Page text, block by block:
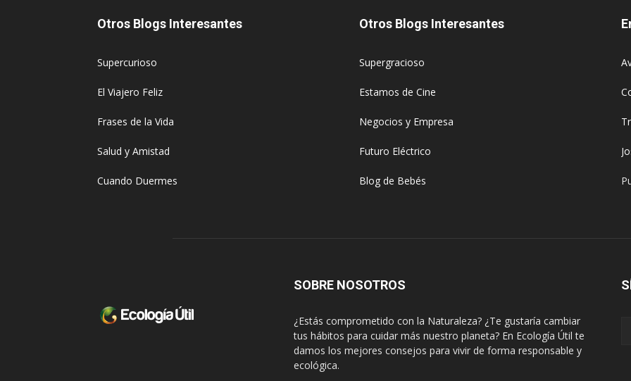
Otros Blogs Interesantes
Supercurioso
El Viajero Feliz
Frases de la Vida
Salud y Amistad
Cuando Duermes
Otros Blogs Interesantes
Supergracioso
Estamos de Cine
Negocios y Empresa
Futuro Eléctrico
Blog de Bebés
SOBRE NOSOTROS
¿Estás comprometido con la Naturaleza? ¿Te gustaría cambiar
tus hábitos para cuidar más nuestro planeta? En Ecología Útil te
damos los mejores consejos para vivir de forma responsable y
ecológica.